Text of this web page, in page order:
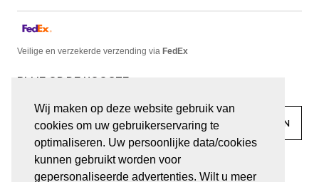
Wij maken op deze website gebruik van
cookies om uw gebruikerservaring te
optimaliseren. Uw persoonlijke data/cookies
kunnen gebruikt worden voor
gepersonaliseerde advertenties. Wilt u meer
Veilige en verzekerde verzending via FedEx
BLIJF OP DE HOOGTE
facebook linkedin